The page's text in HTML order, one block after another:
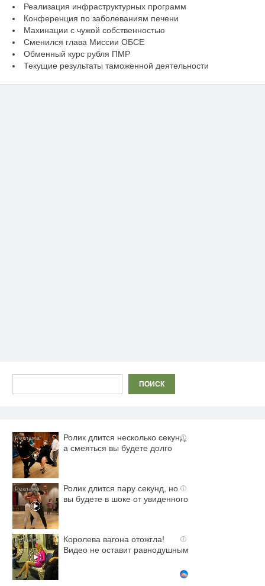
Реализация инфраструктурных программ
Конференция по заболеваниям печени
Махинации с чужой собственностью
Сменился глава Миссии ОБСЕ
Обменный курс рубля ПМР
Текущие результаты таможенной деятельности
ПОИСК
i
Ролик длится несколько секунд,
а смеяться вы будете долго
i
Ролик длится пару секунд, но
вы будете в шоке от увиденного
i
Королева вагона отожгла!
Видео не оставит равнодушным